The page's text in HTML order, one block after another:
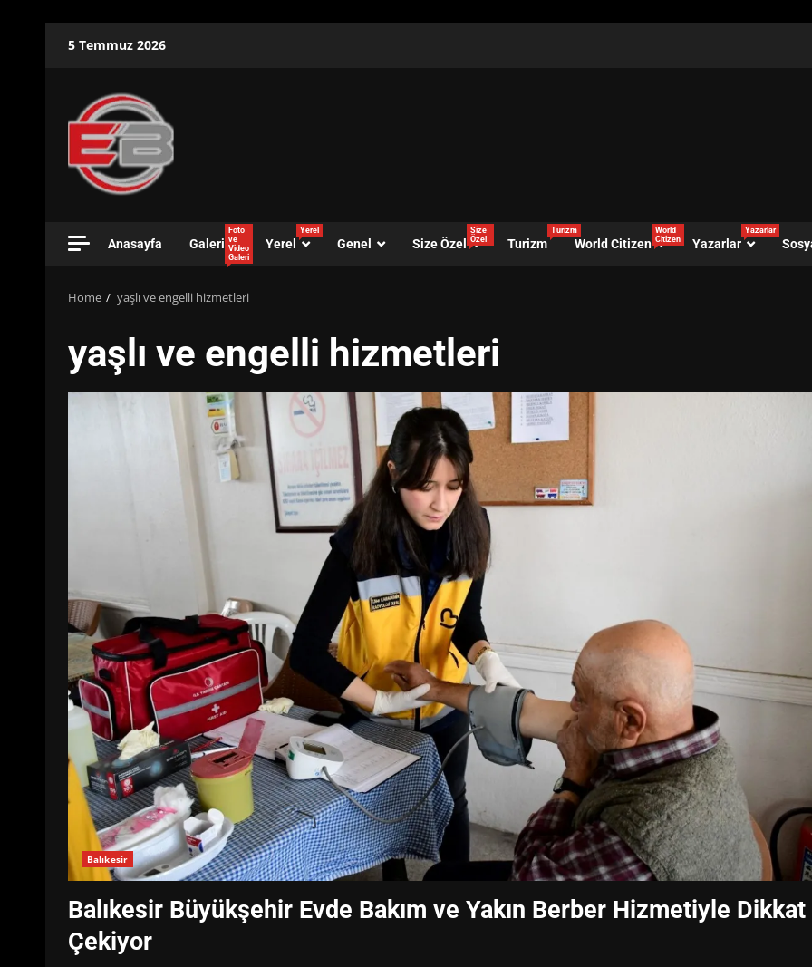
5 Temmuz 2026
Anasayfa Galeri
Foto
ve
Video
Galeri
Yerel
Yerel
Genel Size Özel
Size
Özel
Turizm
Turizm
World Citizen
World
Citizen
Yazarlar
Yazarlar
Home yaşlı ve engelli hizmetleri
yaşlı ve engelli hizmetleri
Balıkesir
Balıkesir Büyükşehir Evde Bakım ve Yakın Berber Hizmetiyle Dikkat
Çekiyor